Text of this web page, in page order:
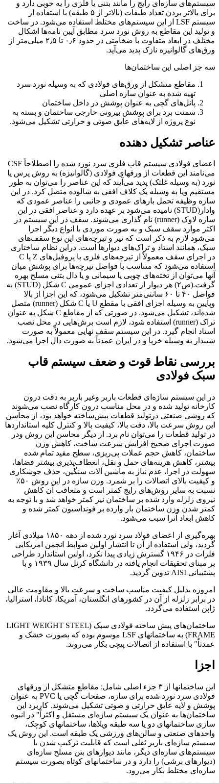
سیستم‌های سازه‌ای رایج را مانند بتنی یا فلزی را یه خوبی دارد و
برای بالاتر بردن تعداد طبقات (بالاتر از ۵ طبقه) با استفاده از
سیستم LSF از این سیستم‌های مختلط استفاده می‌شود. در ساخت
و تولید این مقاطع به روش نورد سرد مطابق آیین نامه‌ها اشکال
مختلف در ابعاد متفاوت با ضخامتی در حدود ۰٫۶ تا ۲٫۵ میلی‌متر از
ورق‌های گالوانیزه نازک پدید می‌آید.
سه جز اصلی این ساختمان‌ها
مقاطع متشکل از ورق‌های فولادی که به وسیله نورد سرد
تهیه شده به عنوان سازه اصلی
پانل‌های گچی به عنوان پوشش در داخل ساختمان
سمنت برد برای پوشش بیرونی خارجی ساختمان و بسته به
نوع پروژه از لایه‌های عایق صوتی و حرارتی تشکیل می‌شود.
عناصر تشکیل دهنده
اعضای فولادی سیستم قاب فلزی سرد نورد شده را اصطلاحاً CSF
می‌نامند این قطعات از ورقهای فولادی (گالوانیزه) به روش پرس یا
نورد (به وسیله غلتک) پدید می‌آیند که این عناصر را می‌توان به طور
مستقیم ویا به وسیله یک کلاف افقی به شالوده متصل کرد. در این
سازه وظیفه تحمل بارهای عمودی و جانبی را عناصر عمودی که
وادار(STUD) نامیده می‌شود بر عهده دارد و عناصر افقی در این
سازه لاوک (runner) نام گذاری می‌شوند. سقف در این سیستم در
اکثر موارد سقف سبک و به صورت موردی با انواع دیگر اجرا
می‌شود لازم به ذکر است که تیر و تیرچه‌های این نوع سقف‌های
سبک، همانند استاد و تراک‌های دیوارها است. دراین نظام ساختاری
در اجرای سقف معمولاً از تیرچه‌های فلزی با پروفیل‌های Z یا C
استفاده می‌شود که متناسب با فواصل تیرچه‌ها برای پوشش میان
آنها می‌توان از تخته‌های چوبی یا سیمانی و یا دال بتنی مسلح بهره
گرفت.(ص۲) هر دیوار از تعدادی اجزای عمومی C شکل (STUD) به
فواصل ۴۰ تا ۶۰ سانتی‌متر تشکیل می‌شود، که این اجزا از بالا
وپایین به وسیله اجزای افقی با مقطع U یا C شکل (runner) متصل
شده‌اند، تشکیل می‌شود. در صورتی که از مقاطع C شکل به عنوان
تراک (runner) استفاده شود، لازم است برش‌هایی در محل نصب
استاد انجام گیرد. در این سیستم سقف نهایی معمولاً به صورت
شیبدار به وسیله خرپا و در ایران عمدتاً به صورت دال اجرا می‌شود.
بررسی نقاط قوت و ضعف سیستم قاب
سبک فولادی
در این سیستم سازه‌ای قطعات باربر وغیر باربر به دقت درون
کارخانه تولید شده و در محل مناسب درون کارگاه نصب می‌شوند
که روشی صنعتی درتولید قطعات پیش‌ساخته خواهد بود، از محاسن
این روش سرعت بالا، دقت بالا، کیفیت بالا و کنترل کلیه استانداردها
در تولید قطعات را می‌توان نام برد. از دیگر محاسن این روش ودر
صورت اجرای صحیح افزایش سرعت ساخت، کاهش وزن
ساختمان، کاهش حجم عملات پی‌ریزی، سطح مفید تمام شده
بیشتر، کاهش هزینه‌های حمل و نقل، انعطاف‌پذیری بیشتر فضاها،
سهولت در اجرا، عدم نیاز به ماشین آلات سنگین، حذف جوشکاری
و کیفیت بالای اتصالات را بر شمرد. وزن سازه در این روش ۵۰٪
نسبت به سایر روش‌های رایج کمتر است و متعاقب آن کاهش
نیروی زلزله وارد شده بر ساختمان نیز کمتر خواهد شد و با توجه به
کمتر شدن وزن ساختمان بار وارده بر فونداسیون کمتر شده و
کاهش ابعاد آنرا سبب می‌شود.
بهره‌گیری از اعضای فولاد سرد نورد شده از دهه ۱۸۵۰ میلادی آغاز
گردید، ولی استفاده از آن تا انتشار اولین ضوابط انجمن امریکایی
فلزات در ۱۹۴۶ گسترش زیادی پیدا نکرد، اولین استاندارد طراحی
بر مبنای تحقیقات انجام یافته در دانشگاه کرنل سال ۱۹۳۹ و با
پشتیبانی AISI تدوین گردید.
امروزه بدلیل کیفیت مناسب ساخت و سرعت بالا و مقاومت عالی
در برابر زلزله از آن در کشورهای انگلستان، آمریکا، کانادا، استرالیا،
ژاپن استفاده می‌گردد.
ساختمان‌های پیش ساخته فولادی سبک (LIGHT WEIGHT STEEL
FRAME) به ساختمانهای LSF موسوم بوده که بصورت خشک و
عمدتاً" با استفاده از اتصالات پیچی بکار می‌روند.
اجزا
این ساختمانها از ۳ جزء اصلی شامل: مقاطع متشکل از ورقهای
فولادی سرد نورد شده برای سازه، صفحات گچی یا PVC به عنوان
پوشش و لایه عایق حرارتی و صوتی تشکیل می‌شوند. کاربرد این
ساختمان‌ها به عنوان یک سیستم سازه‌ای مستقل و اکثراً" در انبوه
سازی ساختمانهای دو یا سه طبقه ویلاها، ساختمانهای کوچک،
واحدهای صنعتی و سالن‌های ورزشی یک طبقه است. این روش یک
سیستم سازه‌ای باربر ثقلی است که قابلیت ترکیب شدن با
سیستم‌های سازه‌ای دیگر، مانند دیوارهای بتن مسلح سازه‌ای
(دیوارهای برشی) را دارد و در ساختمانهای کوتاه بصورت سیستم
سازه‌ای مختلط بکار می‌رود.